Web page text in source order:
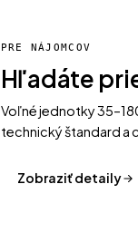
PRE NÁJOMCOV
Hľadáte
Voľné jednotky
technický štandard a
Zobraziť detaily